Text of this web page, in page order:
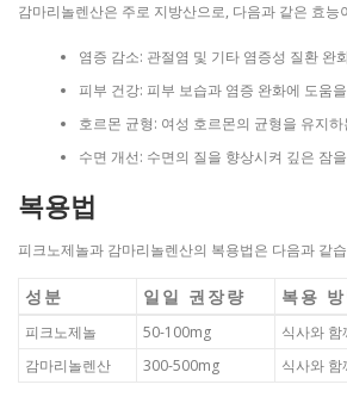
감마리놀렌산은 주로 지방산으로, 다음과 같은 효능
염증 감소: 관절염 및 기타 염증성 질환 완
피부 건강: 피부 보습과 염증 완화에 도움
호르몬 균형: 여성 호르몬의 균형을 유지
수면 개선: 수면의 질을 향상시켜 깊은 잠
복용법
피크노제놀과 감마리놀렌산의 복용법은 다음과 같
성분 일일 권장량 복용 방
피크노제놀 50-100mg
식사와 함
감마리놀렌산
300-500mg 식사와 함